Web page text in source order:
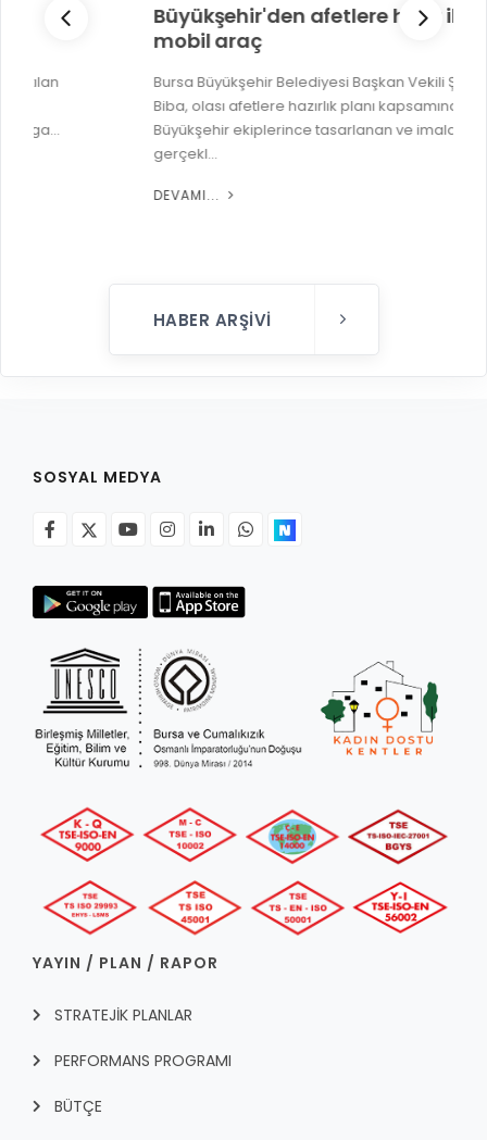
Büyükşehir'den afetlere hazır iki yeni
mobil araç
Bursa Büyükşehir Belediyesi Başkan Vekili Şahin
Biba, olası afetlere hazırlık planı kapsamında
Büyükşehir ekiplerince tasarlanan ve imalatı
HABER ARŞIVI
SOSYAL MEDYA
YAYIN / PLAN / RAPOR
STRATEJİK PLANLAR
PERFORMANS PROGRAMI
BÜTÇE